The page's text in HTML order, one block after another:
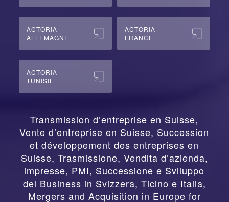
ACTORIA
ALLEMAGNE
ACTORIA
FRANCE
ACTORIA
TUNISIE
Transmission d’entreprise en Suisse,
Vente d’entreprise en Suisse, Succession
et développement des entreprises en
Suisse, Trasmissione, Vendita d’azienda,
impresse, PMI, Successione e Sviluppo
del Business in Svizzera, Ticino e Italia,
Mergers and Acquisition in Europe for